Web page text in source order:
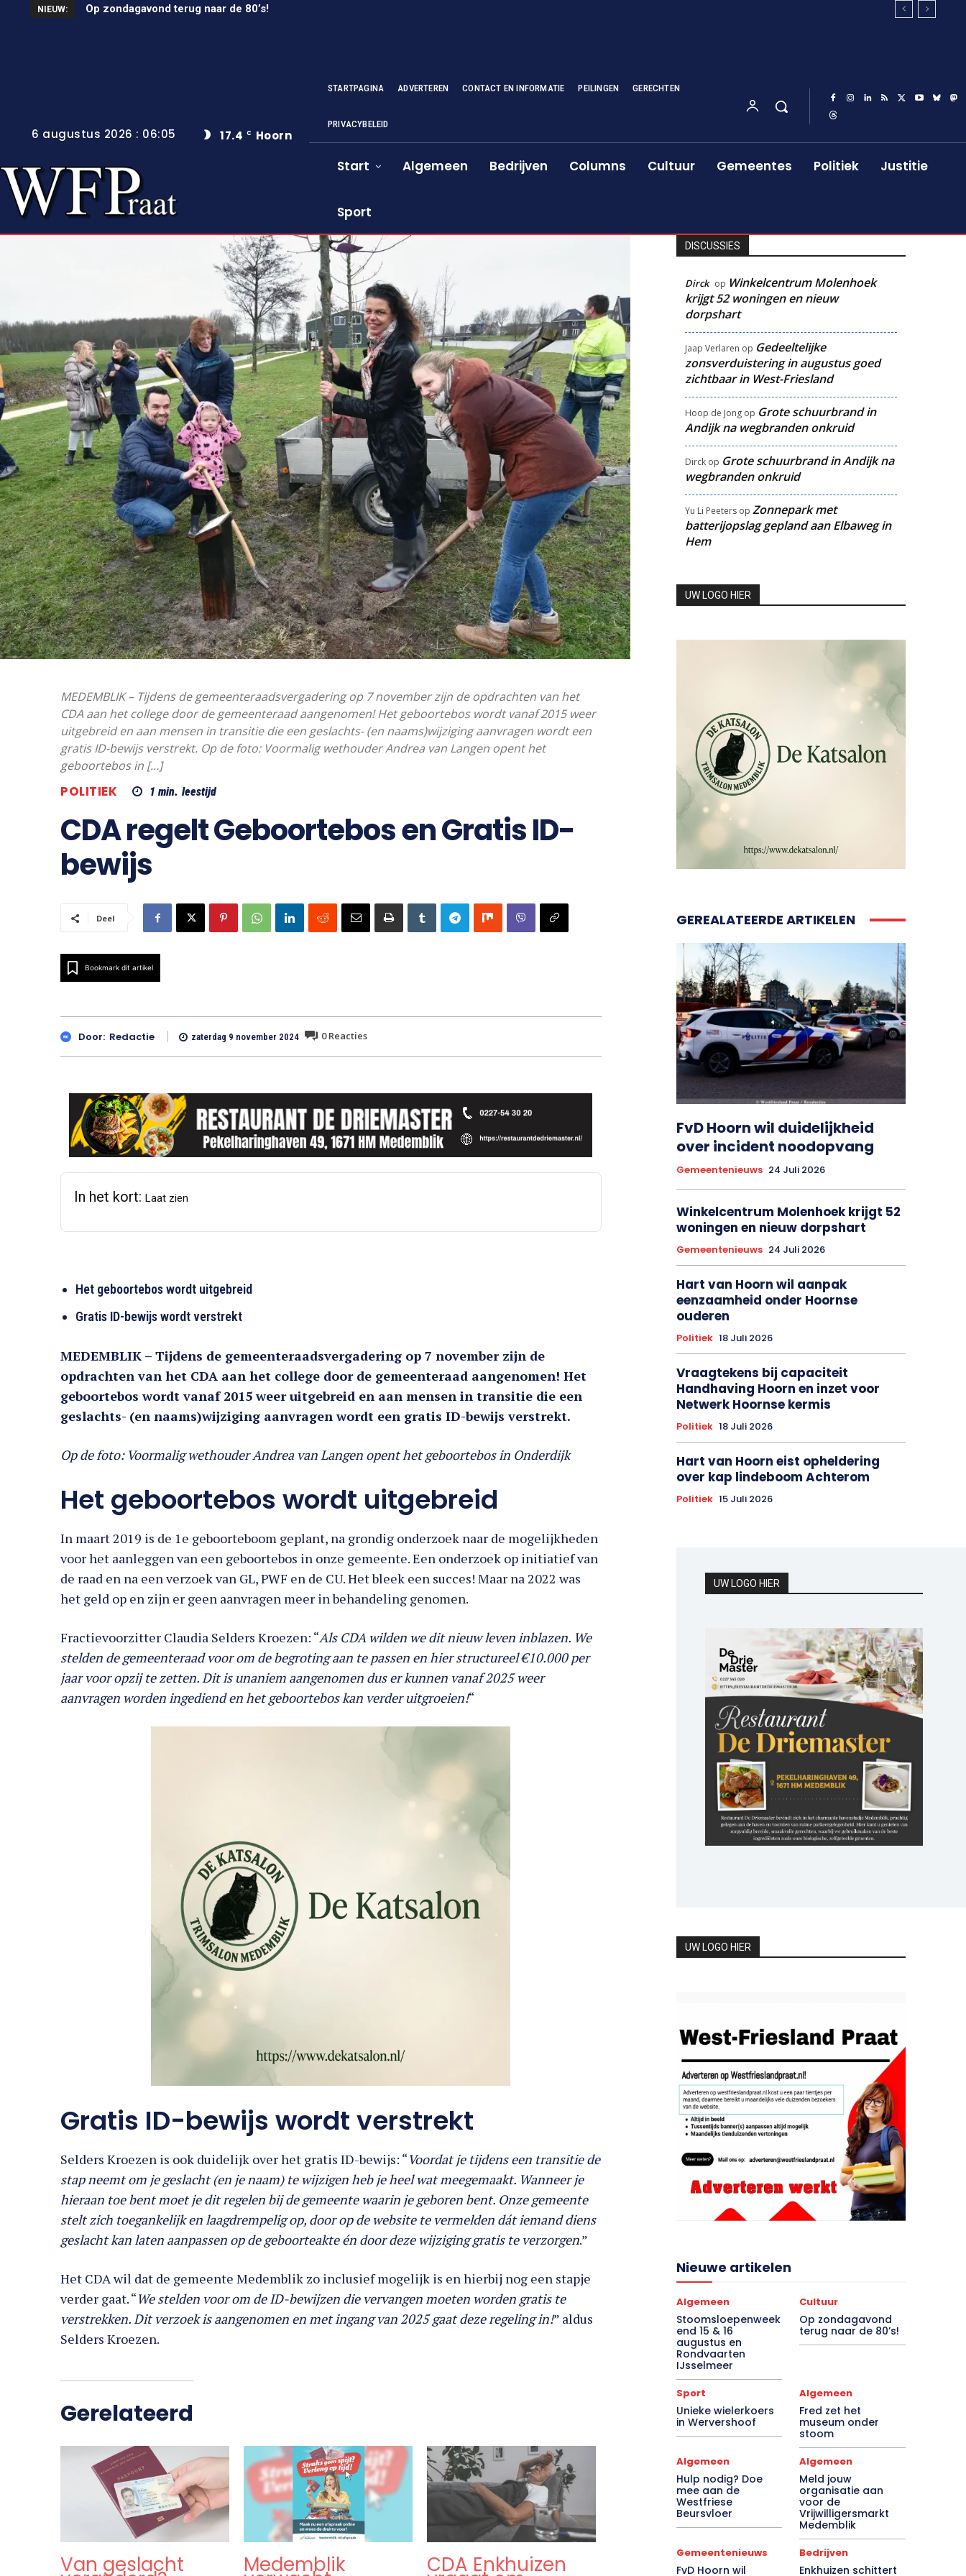
NIEUW: Op zondagavond terug naar de 80’s!
Unieke wielerkoers in Wervershoof
17.4 C Hoorn
6 augustus 2026 : 06:05
STARTPAGINA ADVERTEREN CONTACT EN INFORMATIE PEILINGEN GERECHTEN
PRIVACYBELEID
Start Algemeen Bedrijven Columns Cultuur Gemeentes Politiek Justitie
Sport
MEDEMBLIK – Tijdens de gemeenteraadsvergadering op 7 november zijn de opdrachten van het
CDA aan het college door de gemeenteraad aangenomen! Het geboortebos wordt vanaf 2015 weer
uitgebreid en aan mensen in transitie die een geslachts- (en naams)wijziging aanvragen wordt een
gratis ID-bewijs verstrekt. Op de foto: Voormalig wethouder Andrea van Langen opent het
geboortebos in […]
POLITIEK 1 min. leestijd
CDA regelt Geboortebos en Gratis ID-
bewijs
Deel
Bookmark dit artikel
Door: Redactie zaterdag 9 november 2024 0Reacties
In het kort: Laat zien
Het geboortebos wordt uitgebreid
Gratis ID-bewijs wordt verstrekt
MEDEMBLIK – Tijdens de gemeenteraadsvergadering op 7 november zijn de
opdrachten van het CDA aan het college door de gemeenteraad aangenomen! Het
geboortebos wordt vanaf 2015 weer uitgebreid en aan mensen in transitie die een
geslachts- (en naams)wijziging aanvragen wordt een gratis ID-bewijs verstrekt.
Op de foto: Voormalig wethouder Andrea van Langen opent het geboortebos in Onderdijk
Het geboortebos wordt uitgebreid
In maart 2019 is de 1e geboorteboom geplant, na grondig onderzoek naar de mogelijkheden
voor het aanleggen van een geboortebos in onze gemeente. Een onderzoek op initiatief van
de raad en na een verzoek van GL, PWF en de CU. Het bleek een succes! Maar na 2022 was
het geld op en zijn er geen aanvragen meer in behandeling genomen.
Fractievoorzitter Claudia Selders Kroezen: “Als CDA wilden we dit nieuw leven inblazen. We
stelden de gemeenteraad voor om de begroting aan te passen en hier structureel €10.000 per
jaar voor opzij te zetten. Dit is unaniem aangenomen dus er kunnen vanaf 2025 weer
aanvragen worden ingediend en het geboortebos kan verder uitgroeien!“
Gratis ID-bewijs wordt verstrekt
Selders Kroezen is ook duidelijk over het gratis ID-bewijs: “Voordat je tijdens een transitie de
stap neemt om je geslacht (en je naam) te wijzigen heb je heel wat meegemaakt. Wanneer je
hieraan toe bent moet je dit regelen bij de gemeente waarin je geboren bent. Onze gemeente
stelt zich toegankelijk en laagdrempelig op, door op de website te vermelden dát iemand diens
geslacht kan laten aanpassen op de geboorteakte én door deze wijziging gratis te verzorgen.”
Het CDA wil dat de gemeente Medemblik zo inclusief mogelijk is en hierbij nog een stapje
verder gaat. “We stelden voor om de ID-bewijzen die vervangen moeten worden gratis te
verstrekken. Dit verzoek is aangenomen en met ingang van 2025 gaat deze regeling in!” aldus
Selders Kroezen.
Gerelateerd
Van geslacht Medemblik CDA Enkhuizen
DISCUSSIES
Dirck op Winkelcentrum Molenhoek
krijgt 52 woningen en nieuw
dorpshart
Jaap Verlaren op Gedeeltelijke
zonsverduistering in augustus goed
zichtbaar in West-Friesland
Hoop de Jongop Grote schuurbrand in
Andijk na wegbranden onkruid
Dirckop Grote schuurbrand in Andijk na
wegbranden onkruid
Yu Li Peetersop Zonnepark met
batterijopslag gepland aan Elbaweg in
Hem
UW LOGO HIER
GEREALATEERDE ARTIKELEN
FvD Hoorn wil duidelijkheid
over incident noodopvang
Gemeentenieuws 24 Juli 2026
Winkelcentrum Molenhoek krijgt 52
woningen en nieuw dorpshart
Gemeentenieuws 24 Juli 2026
Hart van Hoorn wil aanpak
eenzaamheid onder Hoornse
ouderen
Politiek 18 Juli 2026
Vraagtekens bij capaciteit
Handhaving Hoorn en inzet voor
Netwerk Hoornse kermis
Politiek 18 Juli 2026
Hart van Hoorn eist opheldering
over kap lindeboom Achterom
Politiek 15 Juli 2026
UW LOGO HIER
UW LOGO HIER
Nieuwe artikelen
Algemeen
Stoomsloepenweek
end 15 & 16
augustus en
Rondvaarten
IJsselmeer
Cultuur
Op zondagavond
terug naar de 80’s!
Sport
Unieke wielerkoers
in Wervershoof
Algemeen
Fred zet het
museum onder
stoom
Algemeen
Hulp nodig? Doe
mee aan de
Westfriese
Beursvloer
Algemeen
Meld jouw
organisatie aan
voor de
Vrijwilligersmarkt
Medemblik
Gemeentenieuws Bedrijven